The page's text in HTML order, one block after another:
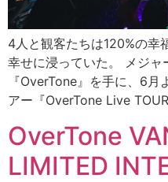
4人と観客たちは120%の幸
幸せに浸っていた。 メジャ
『OverTone』を手に、6
アー『OverTone Live
OverTone
LIMITED